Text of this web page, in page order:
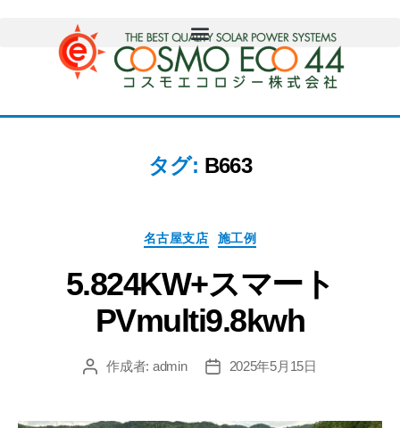
タグ: B663
名古屋支店 施工例
5.824KW+スマート
PVmulti9.8kwh
作成者: admin 2025年5月15日